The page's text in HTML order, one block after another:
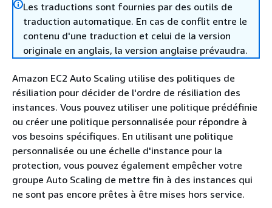
Les traductions sont fournies par des outils de
traduction automatique. En cas de conflit entre le
contenu d'une traduction et celui de la version
originale en anglais, la version anglaise prévaudra.
Amazon EC2 Auto Scaling utilise des politiques de
résiliation pour décider de l'ordre de résiliation des
instances. Vous pouvez utiliser une politique prédéfinie
ou créer une politique personnalisée pour répondre à
vos besoins spécifiques. En utilisant une politique
personnalisée ou une échelle d'instance pour la
protection, vous pouvez également empêcher votre
groupe Auto Scaling de mettre fin à des instances qui
ne sont pas encore prêtes à être mises hors service.